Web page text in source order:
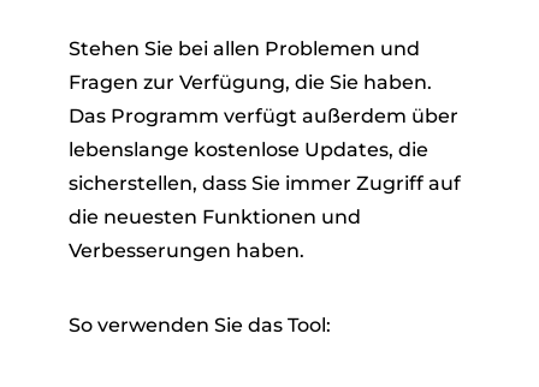
Stehen Sie bei allen Problemen und
Fragen zur Verfügung, die Sie haben.
Das Programm verfügt außerdem über
lebenslange kostenlose Updates, die
sicherstellen, dass Sie immer Zugriff auf
die neuesten Funktionen und
Verbesserungen haben.
So verwenden Sie das Tool: